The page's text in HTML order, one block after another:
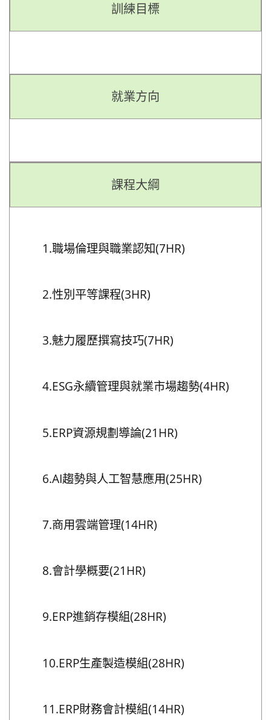
訓練目標
就業方向
課程大綱
1.職場倫理與職業認知(7HR)
2.性別平等課程(3HR)
3.魅力履歷撰寫技巧(7HR)
4.ESG永續管理與就業市場趨勢(4HR)
5.ERP資源規劃導論(21HR)
6.AI趨勢與人工智慧應用(25HR)
7.商用雲端管理(14HR)
8.會計學概要(21HR)
9.ERP進銷存模組(28HR)
10.ERP生產製造模組(28HR)
11.ERP財務會計模組(14HR)